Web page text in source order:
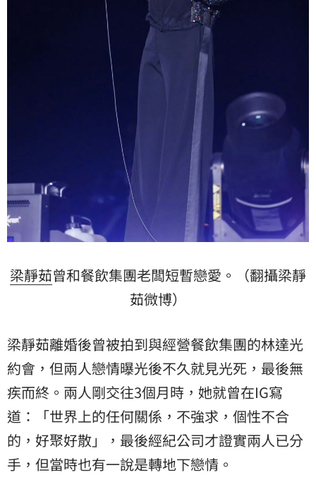
梁靜茹曾和餐飲集團老闆短暫戀愛。（翻攝梁靜
茹微博）
梁靜茹離婚後曾被拍到與經營餐飲集團的林達光
約會，但兩人戀情曝光後不久就見光死，最後無
疾而終。兩人剛交往3個月時，她就曾在IG寫
道：「世界上的任何關係，不強求，個性不合
的，好聚好散」，最後經紀公司才證實兩人已分
手，但當時也有一說是轉地下戀情。